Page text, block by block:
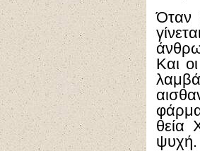
Όταν
Και
θεία
ψυχή.